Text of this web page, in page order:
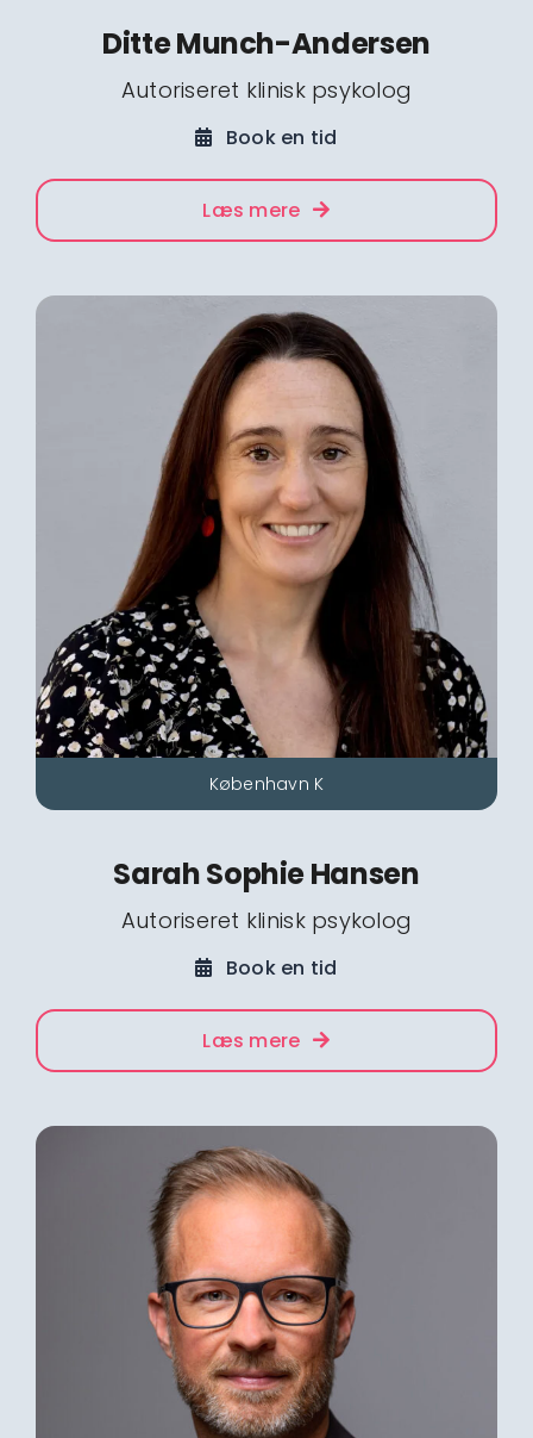
Ditte Munch-Andersen
Autoriseret klinisk psykolog
Book en tid
Læs mere
København K
Sarah Sophie Hansen
Autoriseret klinisk psykolog
Book en tid
Læs mere